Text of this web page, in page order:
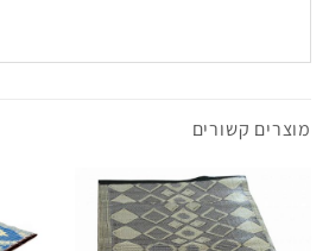
שלח
מוצרים קשורים